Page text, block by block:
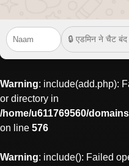
Warning: include(add.php):
or directory in
/home/u611769560/
on line 576
Warning: include(): Failed